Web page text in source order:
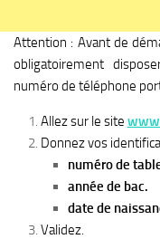
Attention : Avant de
obligatoirement
numéro de téléphone
Allez sur le site
Donnez vos
numéro de
année de bac.
date de
Validez.